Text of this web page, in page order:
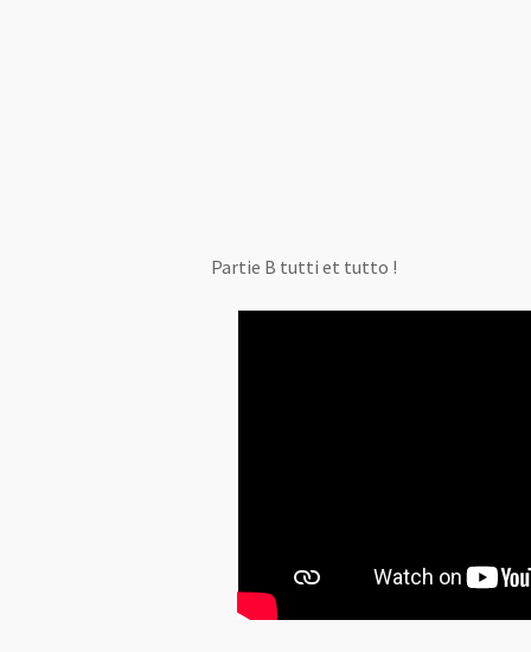
Partie B tutti et tutto !